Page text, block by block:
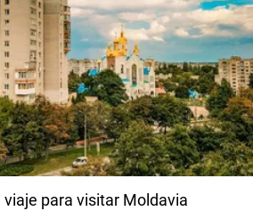
viaje para visitar Moldavia